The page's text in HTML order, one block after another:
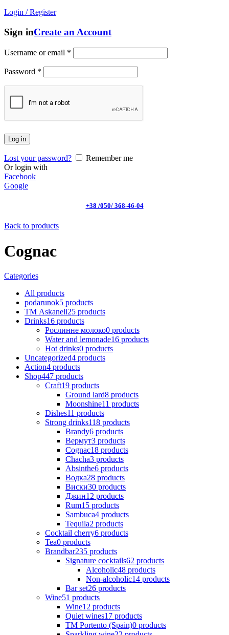
Login / Register
Sign inCreate an Account
Username or email *
Password *
Log in
Lost your password?
Remember me
Or login with
Facebook
Google
+38 /050/ 368-46-04
Back to products
Cognac
Categories
All products
podarunok5 products
ТМ Askaneli25 products
Drinks16 products
Рослинне молоко0 products
Water and lemonade16 products
Hot drinks0 products
Uncategorized4 products
Action4 products
Shop447 products
Craft19 products
Ground lard8 products
Moonshine11 products
Dishes11 products
Strong drinks118 products
Brandy6 products
Вермут3 products
Cognac18 products
Chacha3 products
Absinthe6 products
Водка28 products
Виски30 products
Джин12 products
Rum15 products
Sambuca4 products
Tequila2 products
Cocktail cherry6 products
Tea0 products
Brandbar235 products
Signature cocktails62 products
Alcoholic48 products
Non-alcoholic14 products
Bar set26 products
Wine51 products
Wine12 products
Quiet wines17 products
ТМ Portento (Spain)0 products